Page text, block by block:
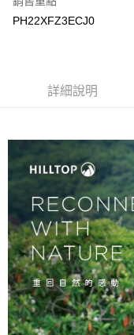
宅配(離島)
PH22XFZ3ECJ0
詳細說明